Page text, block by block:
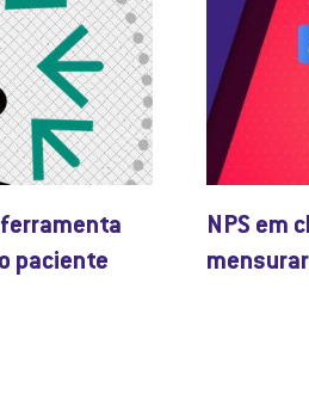
ferramenta
paciente
NPS em